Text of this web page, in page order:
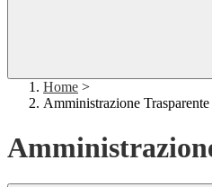
Home >
Amministrazione Trasparente